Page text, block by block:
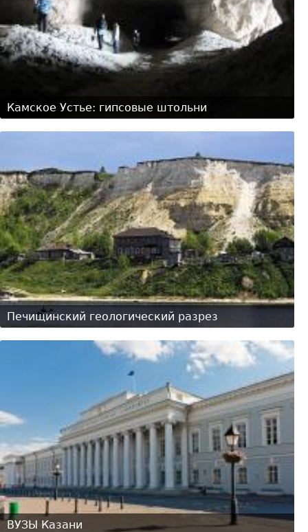
Камское Устье: гипсовые штольни
Печищинский геологический разрез
ВУЗЫ Казани